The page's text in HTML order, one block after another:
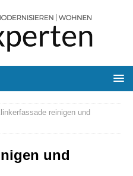
reinigen und
und